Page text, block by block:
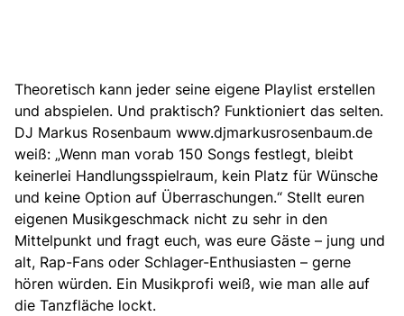
Theoretisch kann jeder seine eigene Playlist erstellen
und abspielen. Und praktisch? Funktioniert das selten.
DJ Markus Rosenbaum www.djmarkusrosenbaum.de
weiß: „Wenn man vorab 150 Songs festlegt, bleibt
keinerlei Handlungsspielraum, kein Platz für Wünsche
und keine Option auf Überraschungen.“ Stellt euren
eigenen Musikgeschmack nicht zu sehr in den
Mittelpunkt und fragt euch, was eure Gäste – jung und
alt, Rap-Fans oder Schlager-Enthusiasten – gerne
hören würden. Ein Musikprofi weiß, wie man alle auf
die Tanzfläche lockt.